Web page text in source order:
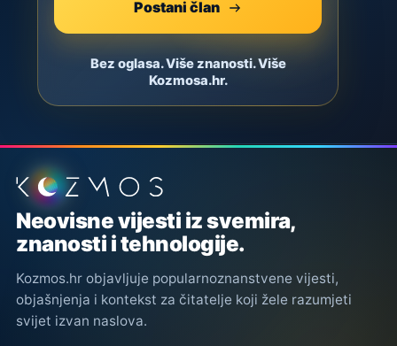
Postani član
Bez oglasa. Više znanosti. Više
Kozmosa.hr.
Podnožje stranice
Neovisne vijesti iz svemira,
znanosti i tehnologije.
Kozmos.hr objavljuje popularnoznanstvene vijesti,
objašnjenja i kontekst za čitatelje koji žele razumjeti
svijet izvan naslova.